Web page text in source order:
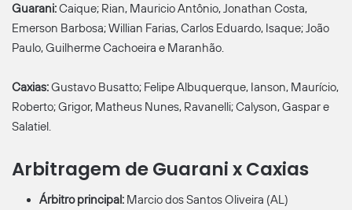
Guarani:Caique; Rian, Mauricio Antônio, Jonathan Costa,
Emerson Barbosa; Willian Farias, Carlos Eduardo, Isaque; João
Paulo, Guilherme Cachoeira e Maranhão.
Caxias:Gustavo Busatto; Felipe Albuquerque, Ianson, Maurício,
Roberto; Grigor, Matheus Nunes, Ravanelli; Calyson, Gaspar e
Salatiel.
Arbitragem de Guarani x Caxias
Árbitro principal: Marcio dos Santos Oliveira (AL)